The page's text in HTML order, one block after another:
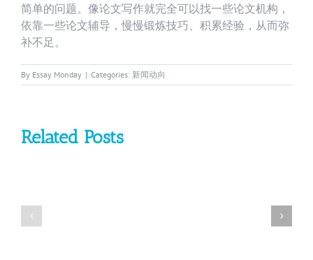
简单的问题。像论文写作就完全可以找一些论文机构，
依靠一些论文辅导，慢慢锻炼技巧、积累经验，从而弥
补不足。
By Essay Monday | Categories: 新闻动向
Related Posts